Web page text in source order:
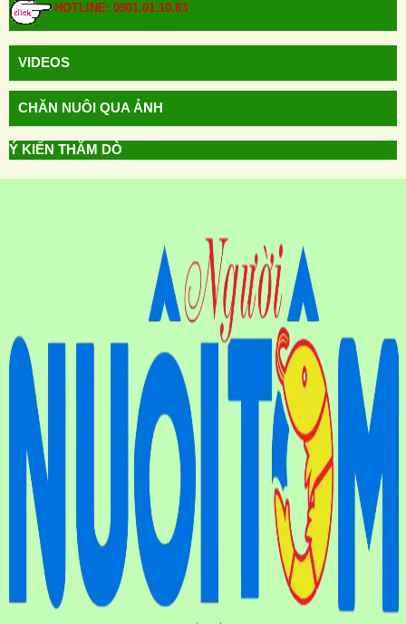
HOTLINE: 0901.01.10.83
HOTLINE: 0901.01.10.83
VIDEOS
CHĂN NUÔI QUA ẢNH
Ý KIẾN THĂM DÒ